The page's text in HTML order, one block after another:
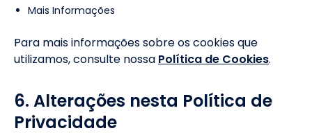
Mais Informações
Para mais informações sobre os cookies que
utilizamos, consulte nossa Política de Cookies.
6. Alterações nesta Política de
Privacidade